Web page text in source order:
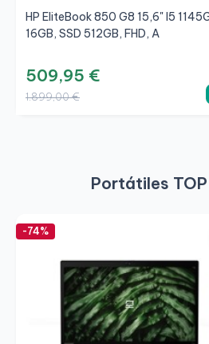
HP EliteBook 850 G8 15,6" I5
16GB, SSD 512GB, FHD, A
509,95 €
1.899,00 €
Portátiles
-74%